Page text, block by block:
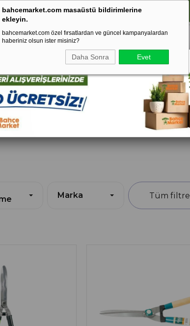
bahcemarket.com masaüstü bildirimlerine
ekleyin.
bahcemarket.com özel fırsatlardan ve güncel kampanyalardan
haberiniz olsun ister misiniz?
Daha Sonra Evet
⚠️ SATIŞLARIMIZ YALNIZCA İSTANBUL İLİ İLE SINIRLIDIR.
Marka